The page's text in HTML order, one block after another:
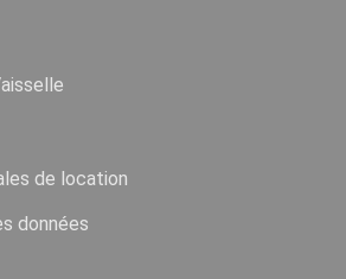
de location
données